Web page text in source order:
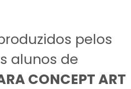
pelos
alunos de
CONCEPT ART